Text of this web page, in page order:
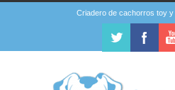
Criadero de cachorros toy y